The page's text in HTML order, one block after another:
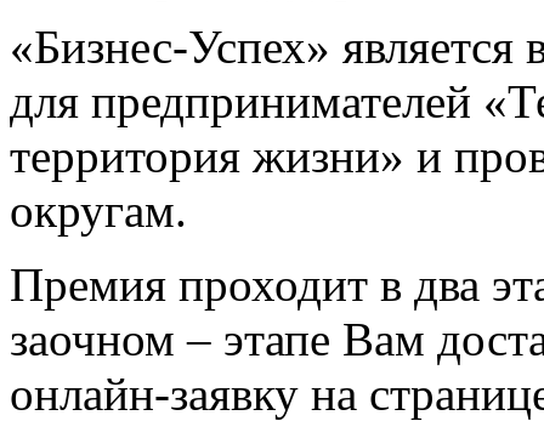
«Бизнес-Успех»
для предпринимателей
территория жизни» и
округам.
Премия проходит в два
заочном – этапе Вам
онлайн-заявку на